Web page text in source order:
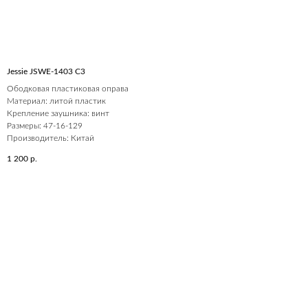
Jessie JSWE-1403 С3
Ободковая пластиковая оправа
Материал: литой пластик
Крепление заушника: винт
Размеры: 47-16-129
Производитель: Китай
1 200 р.